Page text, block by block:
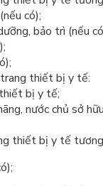
có);
bảo trì (nếu
trang thiết bị y tế:
bị y tế;
nước chủ sở
thiết bị y tế